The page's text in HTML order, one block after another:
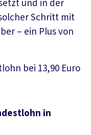
und in der
Schritt mit
– ein Plus von
bei 13,90 Euro
in